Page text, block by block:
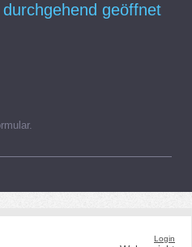
geöffnet
Login